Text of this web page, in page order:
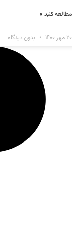
مطالعه کنید »
۲۰ مهر ۱۴۰۰ بدون دیدگاه